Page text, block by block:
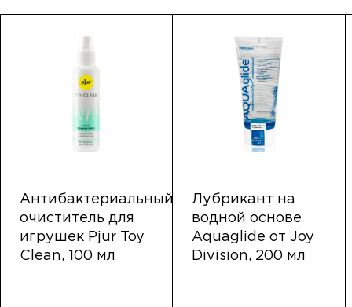
Антибактериальный
очиститель для
игрушек Pjur Toy
Clean, 100 мл
Лубрикант на
водной основе
Aquaglide от Joy
Division, 200 мл